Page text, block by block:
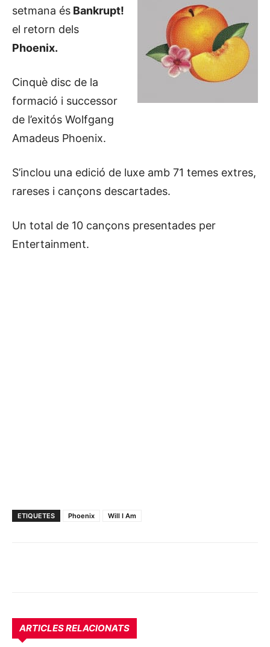
setmana és Bankrupt!
el retorn dels
Phoenix.
Cinquè disc de la
formació i successor
de l’exitós Wolfgang
Amadeus Phoenix.
S’inclou una edició de luxe amb 71 temes extres,
rareses i cançons descartades.
Un total de 10 cançons presentades per
Entertainment.
ETIQUETES Phoenix Will I Am
ARTICLES RELACIONATS